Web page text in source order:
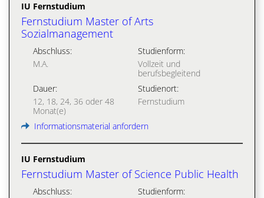
IU Fernstudium
Fernstudium Master of Arts
Sozialmanagement
Abschluss:
M.A.
Studienform:
Vollzeit und
berufsbegleitend
Dauer:
12, 18, 24, 36 oder 48
Monat(e)
Studienort:
Fernstudium
Informationsmaterial anfordern
IU Fernstudium
Fernstudium Master of Science Public Health
Abschluss:
Studienform: